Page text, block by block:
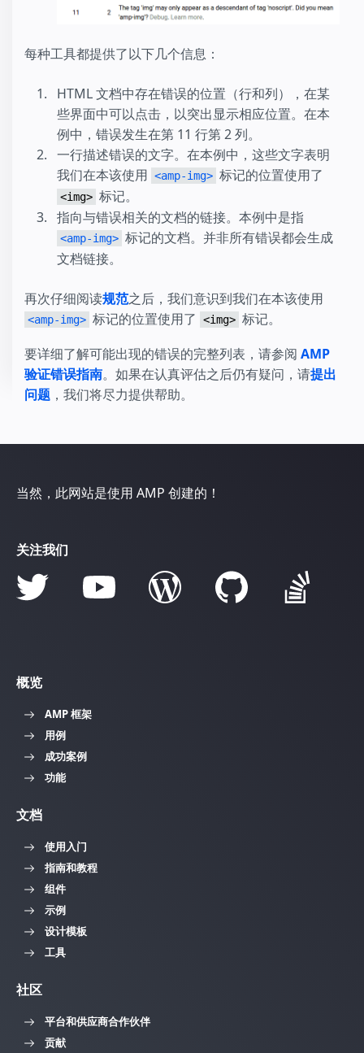
每种工具都提供了以下几个信息：
HTML 文档中存在错误的位置（行和列），在某
些界面中可以点击，以突出显示相应位置。在本
例中，错误发生在第 11 行第 2 列。
一行描述错误的文字。在本例中，这些文字表明
我们在本该使用 <amp-img> 标记的位置使用了
<img> 标记。
指向与错误相关的文档的链接。本例中是指
<amp-img> 标记的文档。并非所有错误都会生成
文档链接。
再次仔细阅读规范之后，我们意识到我们在本该使用
<amp-img> 标记的位置使用了 <img> 标记。
要详细了解可能出现的错误的完整列表，请参阅 AMP
验证错误指南。如果在认真评估之后仍有疑问，请提出
问题 ，我们将尽力提供帮助。
当然，此网站是使用 AMP 创建的！
关注我们
概览
AMP 框架
用例
成功案例
功能
文档
使用入门
指南和教程
组件
示例
设计模板
工具
社区
平台和供应商合作伙伴
贡献